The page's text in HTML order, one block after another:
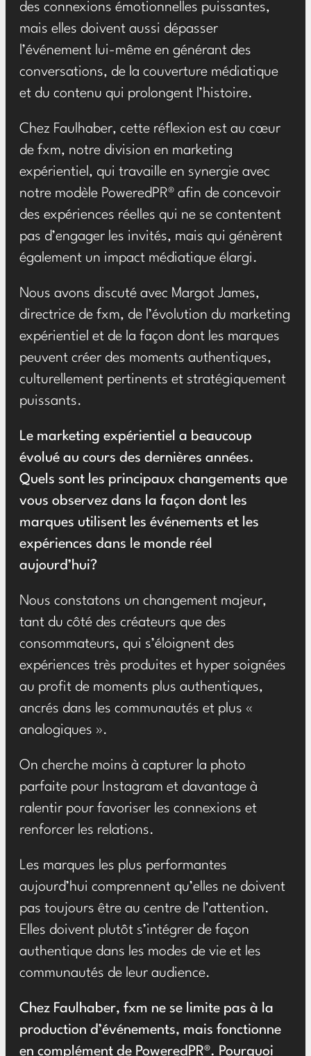
des connexions émotionnelles puissantes,
mais elles doivent aussi dépasser
l’événement lui-même en générant des
conversations, de la couverture médiatique
et du contenu qui prolongent l’histoire.
Chez Faulhaber, cette réflexion est au cœur
de fxm, notre division en marketing
expérientiel, qui travaille en synergie avec
notre modèle PoweredPR® afin de concevoir
des expériences réelles qui ne se contentent
pas d’engager les invités, mais qui génèrent
également un impact médiatique élargi.
Nous avons discuté avec Margot James,
directrice de fxm, de l’évolution du marketing
expérientiel et de la façon dont les marques
peuvent créer des moments authentiques,
culturellement pertinents et stratégiquement
puissants.
Le marketing expérientiel a beaucoup
évolué au cours des dernières années.
Quels sont les principaux changements que
vous observez dans la façon dont les
marques utilisent les événements et les
expériences dans le monde réel
aujourd’hui?
Nous constatons un changement majeur,
tant du côté des créateurs que des
consommateurs, qui s’éloignent des
expériences très produites et hyper soignées
au profit de moments plus authentiques,
ancrés dans les communautés et plus «
analogiques ».
On cherche moins à capturer la photo
parfaite pour Instagram et davantage à
ralentir pour favoriser les connexions et
renforcer les relations.
Les marques les plus performantes
aujourd’hui comprennent qu’elles ne doivent
pas toujours être au centre de l’attention.
Elles doivent plutôt s’intégrer de façon
authentique dans les modes de vie et les
communautés de leur audience.
Chez Faulhaber, fxm ne se limite pas à la
production d’événements, mais fonctionne
en complément de PoweredPR®. Pourquoi